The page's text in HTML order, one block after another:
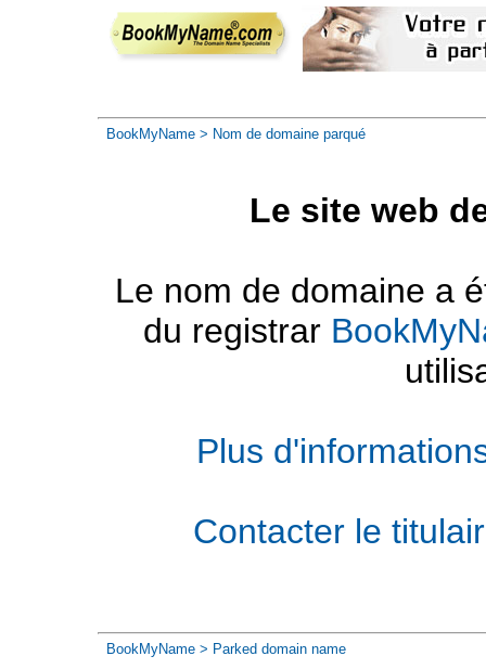
BookMyName > Nom de domaine parqué
Le site web
Le nom de domaine a
du registrar
Plus
Contacter le
BookMyName > Parked domain name